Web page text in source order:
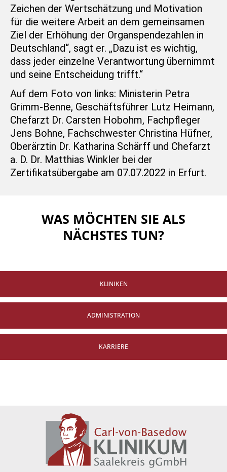
Zeichen der Wertschätzung und Motivation
für die weitere Arbeit an dem gemeinsamen
Ziel der Erhöhung der Organspendezahlen in
Deutschland“, sagt er. „Dazu ist es wichtig,
dass jeder einzelne Verantwortung übernimmt
und seine Entscheidung trifft.“
Auf dem Foto von links: Ministerin Petra
Grimm-Benne, Geschäftsführer Lutz Heimann,
Chefarzt Dr. Carsten Hobohm, Fachpfleger
Jens Bohne, Fachschwester Christina Hüfner,
Oberärztin Dr. Katharina Schärff und Chefarzt
a. D. Dr. Matthias Winkler bei der
Zertifikatsübergabe am 07.07.2022 in Erfurt.
WAS MÖCHTEN SIE ALS
NÄCHSTES TUN?
KLINIKEN
ADMINISTRATION
KARRIERE